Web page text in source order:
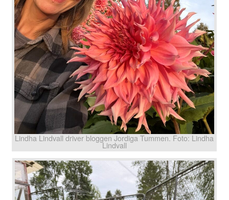
Lindha Lindvall driver bloggen Jordiga Tummen. Foto: Lindha
Lindvall